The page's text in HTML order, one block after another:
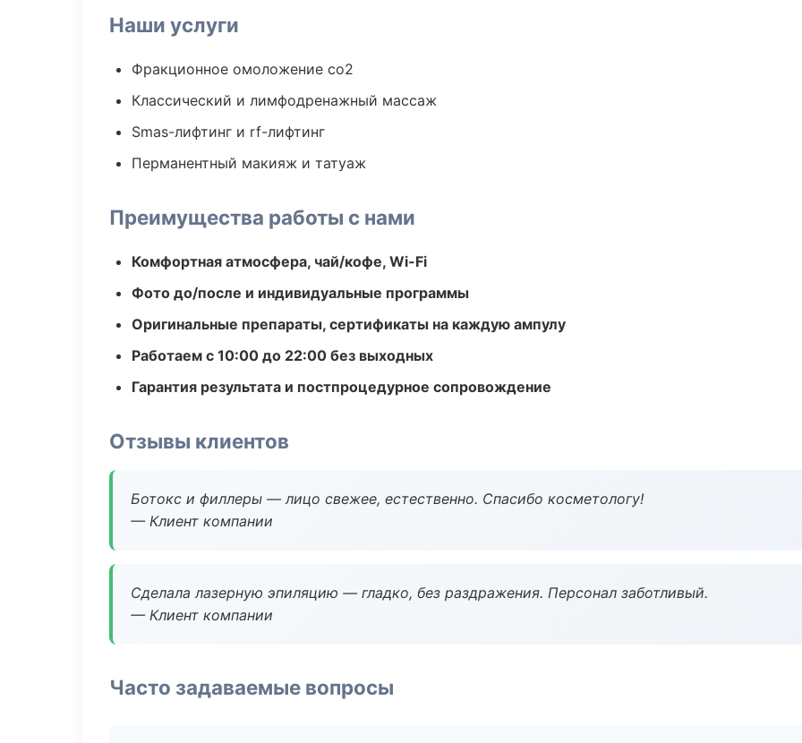
Наши услуги
Фракционное омоложение co2
Классический и лимфодренажный массаж
Smas-лифтинг и rf-лифтинг
Перманентный макияж и татуаж
Преимущества работы с нами
Комфортная атмосфера, чай/кофе, Wi-Fi
Фото до/после и индивидуальные программы
Оригинальные препараты, сертификаты на каждую ампулу
Работаем с 10:00 до 22:00 без выходных
Гарантия результата и постпроцедурное сопровождение
Отзывы клиентов
Ботокс и филлеры — лицо свежее, естественно. Спасибо косметологу!
— Клиент компании
Сделала лазерную эпиляцию — гладко, без раздражения. Персонал заботливый.
— Клиент компании
Часто задаваемые вопросы